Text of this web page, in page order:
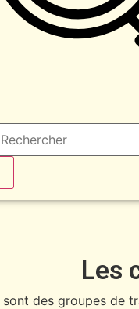
Les
sont des groupes de